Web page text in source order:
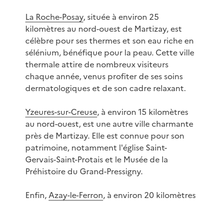
La Roche-Posay, située à environ 25
kilomètres au nord-ouest de Martizay, est
célèbre pour ses thermes et son eau riche en
sélénium, bénéfique pour la peau. Cette ville
thermale attire de nombreux visiteurs
chaque année, venus profiter de ses soins
dermatologiques et de son cadre relaxant.
Yzeures-sur-Creuse, à environ 15 kilomètres
au nord-ouest, est une autre ville charmante
près de Martizay. Elle est connue pour son
patrimoine, notamment l'église Saint-
Gervais-Saint-Protais et le Musée de la
Préhistoire du Grand-Pressigny.
Enfin,Azay-le-Ferron, à environ 20 kilomètres